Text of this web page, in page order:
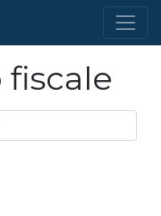
fiscale